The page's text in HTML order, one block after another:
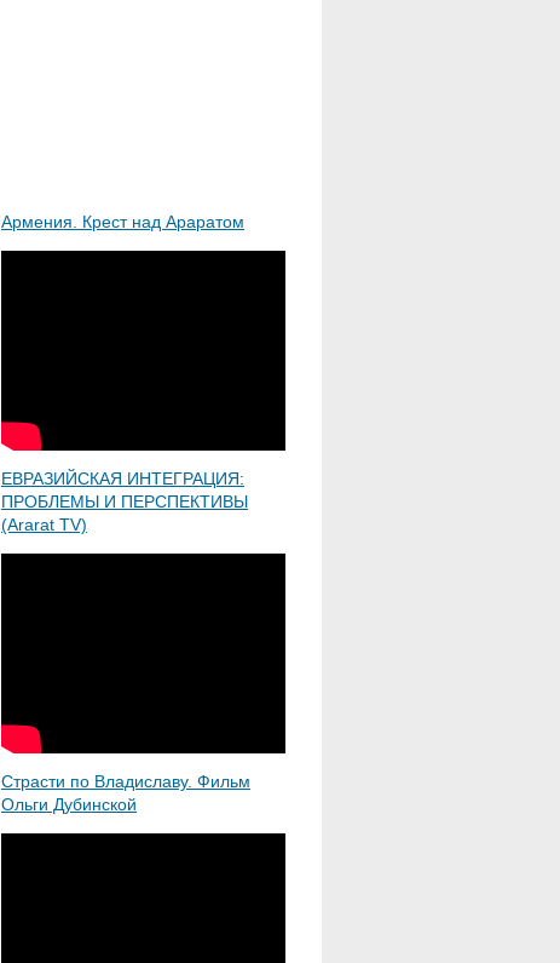
Армения. Крест над Араратом
ЕВРАЗИЙСКАЯ ИНТЕГРАЦИЯ:
ПРОБЛЕМЫ И ПЕРСПЕКТИВЫ
(Ararat TV)
Страсти по Владиславу. Фильм
Ольги Дубинской